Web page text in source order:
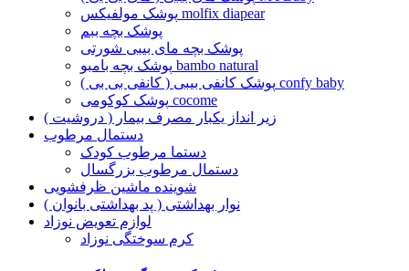
پوشک مولفیکس molfix diapear
پوشک بچه ببم
پوشک بچه مای بیبی شورتی
پوشک بچه بامبو bambo natural
پوشک کانفی بیبی ( کانفی بی بی ) confy baby
پوشک کوکومی cocome
زیر انداز یکبار مصرف بیمار ( دروشیت )
دستمال مرطوب
دستما مرطوب کودک
دستمال مرطوب بزرگسال
شوینده ماشین ظرفشویی
نوار بهداشتی ( پد بهداشتی بانوان )
لوازم تعویض نوزاد
کرم سوختگی نوزاد